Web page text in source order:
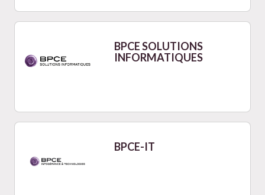
BPCE SOLUTIONS
INFORMATIQUES
BPCE-IT